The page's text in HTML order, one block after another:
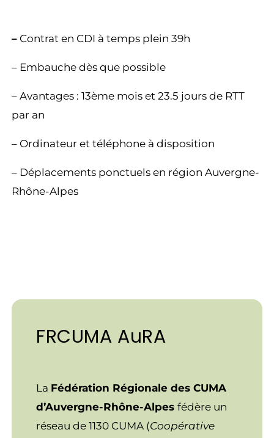
– Contrat en CDI à temps plein 39h
– Embauche dès que possible
– Avantages : 13ème mois et 23.5 jours de RTT
par an
– Ordinateur et téléphone à disposition
– Déplacements ponctuels en région Auvergne-
Rhône-Alpes
FRCUMA AuRA
La Fédération Régionale des CUMA
d’Auvergne-Rhône-Alpes fédère un
réseau de 1130 CUMA (Coopérative